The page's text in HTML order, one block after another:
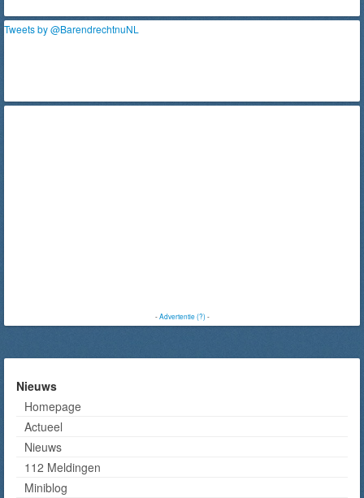
Tweets by @BarendrechtnuNL
-Advertentie (?)-
Nieuws
Homepage
Actueel
Nieuws
112 Meldingen
Miniblog